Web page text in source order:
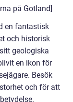
på Gotland]
en fantastisk
och historisk
geologiska
en ikon för
Besök
och för att